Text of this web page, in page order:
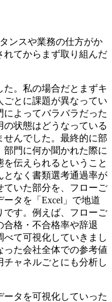
ンスや業務の仕方がか
れてからまず取り組んだ
。私の場合だとまずキ
ごとに課題が異なってい
よってバラバラだった
の状態はどうなっている
んでした。最終的に部
門に何か聞かれた際に
伝えられるということ
となく書類選考通過率が
ていた部分を、フローご
タを「Excel」で地道
です。例えば、フローご
合格・不合格率や辞退
て可視化していきまし
った会社全体での参考値
ャネルごとにも分析し
ータを可視化していった